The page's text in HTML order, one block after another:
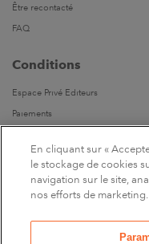
Être recontacté
FAQ
Conditions
Espace Privé Editeurs
Paiements
Parrainages
Suivez-nous
En cliquant sur «
le stockage de cookies
navigation sur le site,
nos efforts de marketing.